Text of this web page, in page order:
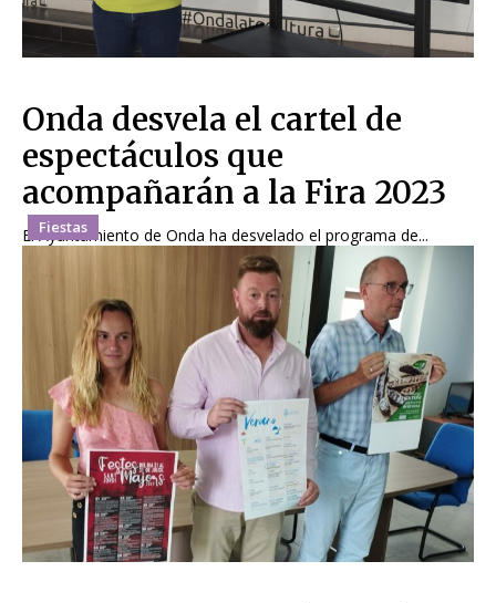
Fiestas
Onda desvela el cartel de
espectáculos que
acompañarán a la Fira 2023
El Ayuntamiento de Onda ha desvelado el programa de...